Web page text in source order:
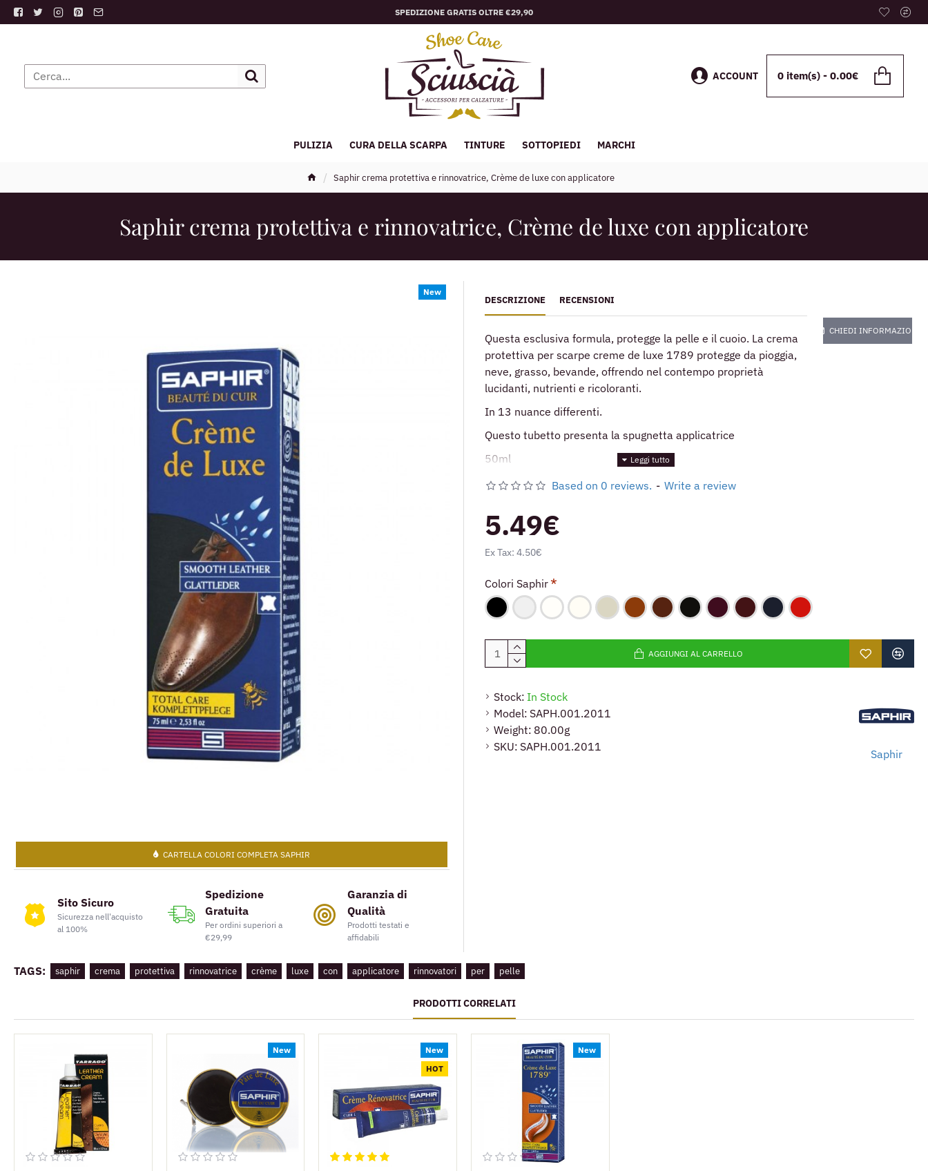
SPEDIZIONE GRATIS OLTRE €29,90
ACCOUNT 0 item(s) - 0.00€
PULIZIA CURA DELLA SCARPA TINTURE SOTTOPIEDI MARCHI
Saphir crema protettiva e rinnovatrice, Crème de luxe con applicatore
Saphir crema protettiva e rinnovatrice, Crème de luxe con applicatore
New
Sito Sicuro
Sicurezza nell'acquisto
al 100%
Spedizione
Gratuita
Per ordini superiori a
€29,99
Garanzia di
Qualità
Prodotti testati e
affidabili
CARTELLA COLORI COMPLETA SAPHIR
DESCRIZIONE RECENSIONI
Questa esclusiva formula, protegge la pelle e il cuoio. La crema
protettiva per scarpe creme de luxe 1789 protegge da pioggia,
neve, grasso, bevande, offrendo nel contempo proprietà
lucidanti, nutrienti e ricoloranti.
In 13 nuance differenti.
Questo tubetto presenta la spugnetta applicatrice
50ml
CHIEDI INFORMAZIONI
Stock: In Stock
Model: SAPH.001.2011
Weight: 80.00g
SKU: SAPH.001.2011
Saphir
Based on 0 reviews. - Write a review
5.49€
Ex Tax: 4.50€
Colori Saphir
AGGIUNGI AL CARRELLO
TAGS: saphir crema protettiva rinnovatrice crème luxe con applicatore rinnovatori per pelle
PRODOTTI CORRELATI
New
New
HOT
New